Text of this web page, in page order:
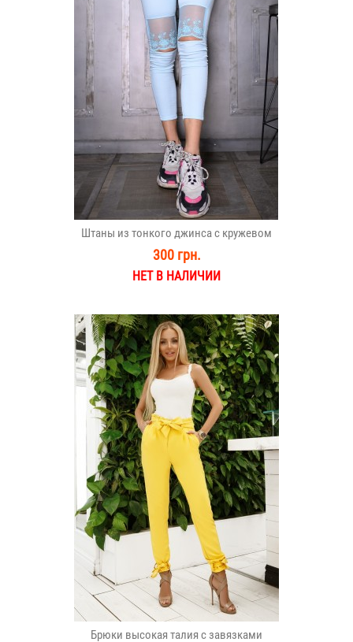
Штаны из тонкого джинса с кружевом
300 грн.
НЕТ В НАЛИЧИИ
Брюки высокая талия с завязками